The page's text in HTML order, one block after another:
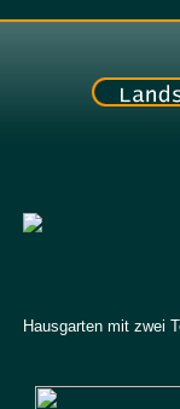
Hausgarten mit zwei